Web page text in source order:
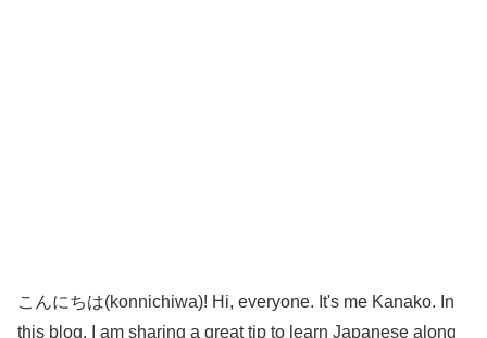
こんにちは(konnichiwa)! Hi, everyone. It's me Kanako. In
this blog, I am sharing a great tip to learn Japanese along